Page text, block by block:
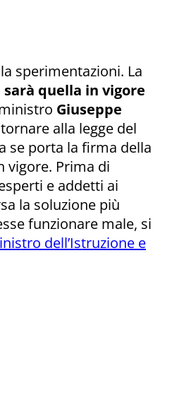
sperimentazioni. La
quella in vigore
Giuseppe
alla legge del
se porta la firma della
vigore. Prima di
e addetti ai
la soluzione più
funzionare male, si
dell’Istruzione e